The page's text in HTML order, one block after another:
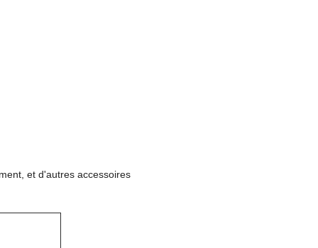
et d'autres accessoires